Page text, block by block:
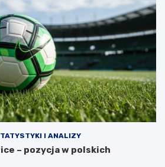
I ANALIZY
– pozycja w polskich